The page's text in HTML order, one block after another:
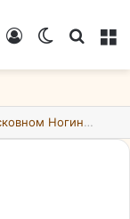
Switch
Войти
Пожар начался на нефтебазе в подмосковном Ногинске в результате атаки БПЛА ВСУ